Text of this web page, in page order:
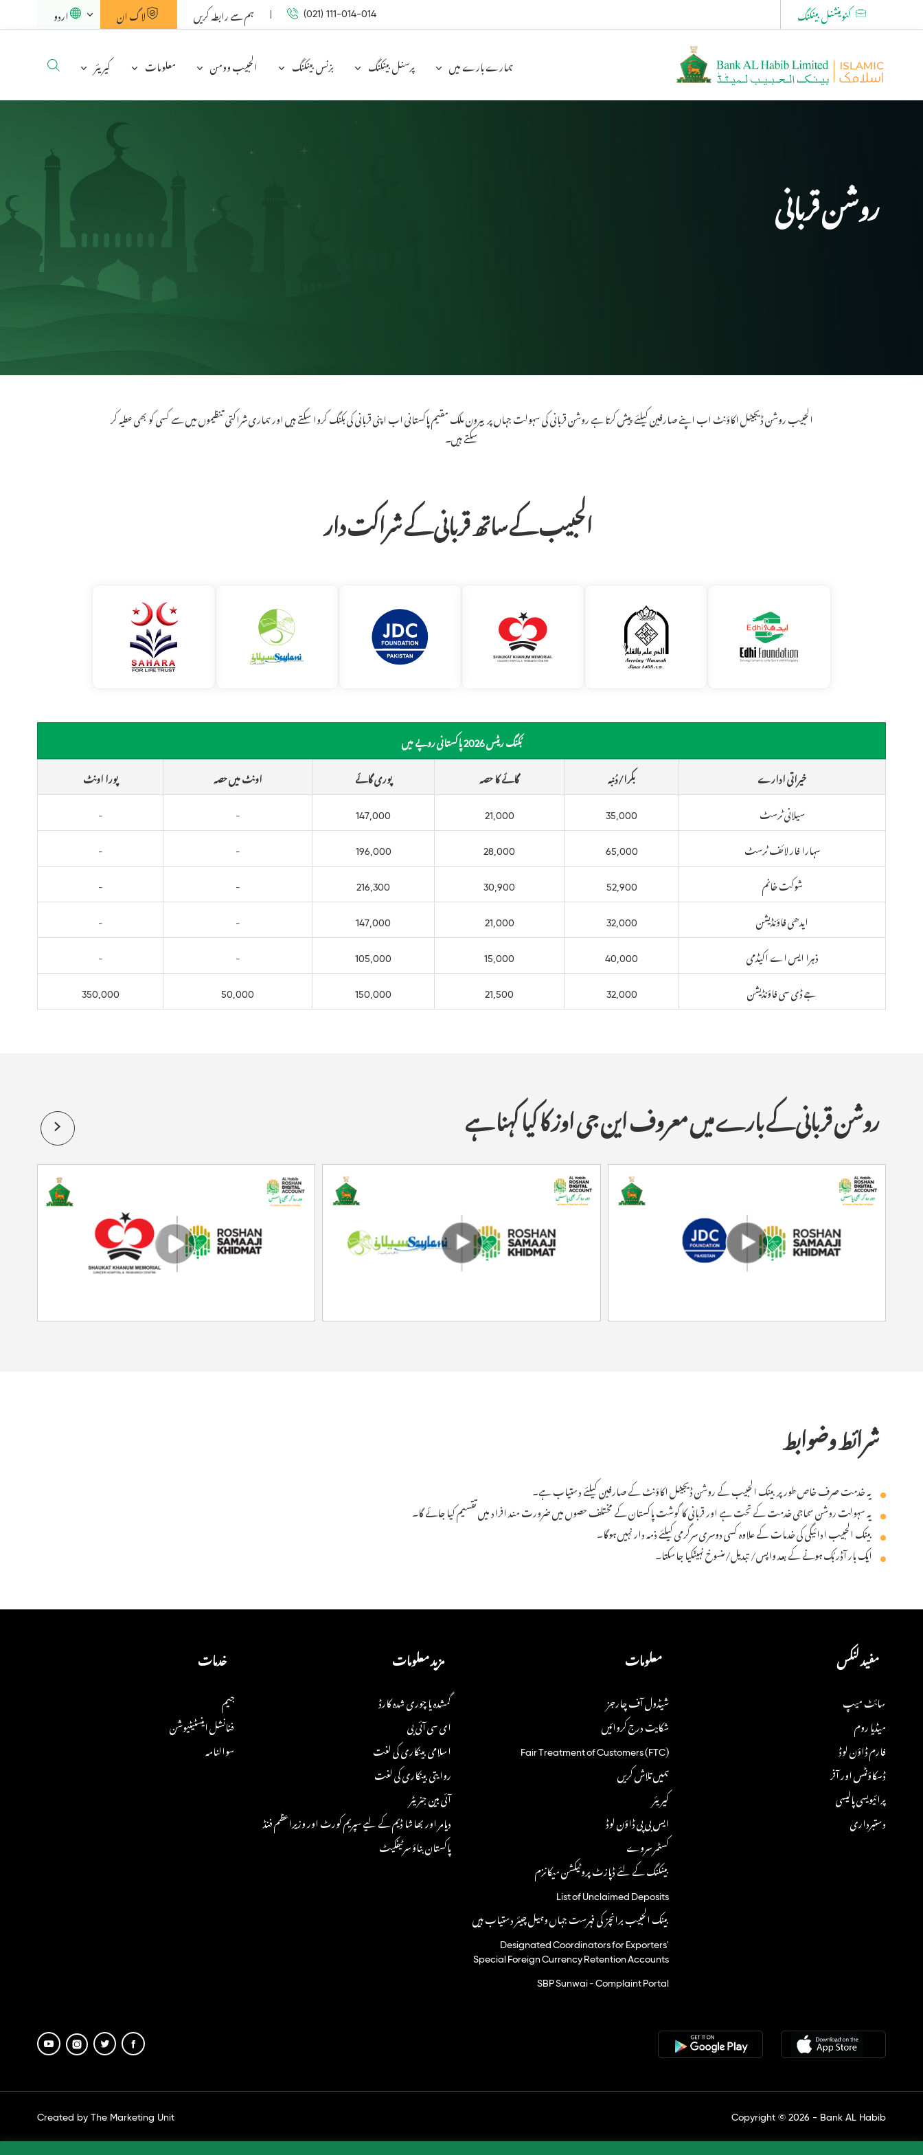
کنوینشنل بینکنگ (021) 111-014-014 ہم سے رابطہ کریں لاگ ان اردو
ہمارے بارے میں پرسنل بینکنگ بزنس بینکنگ الحبیب وومن معلومات کیریئر
روشن قربانی
الحبیب روشن ڈیجیٹل اکاؤنٹ اب اپنے صارفین کیلئے پیش کرتا ہے روشن قربانی کی سہولت جہاں پر بیرون ملک مقیم پاکستانی اب اپنی قربانی کی بکنگ کروا سکتے ہیں اور ہماری شراکتی تنظیموں میں سے کسی کو بھی عطیہ کر
سکتے ہیں۔
الحبیب کے ساتھ قربانی کے شراکت دار
بُکنگ ریٹس 2026 پاکستانی روپے میں
خیراتی ادارے
بکرا/دُنبہ گائے کا حصہ پوری گائے اونٹ میں حصہ
پورا اونٹ
سیلانی ٹرسٹ
35,000
21,000
147,000
-
-
سہارا فار لائف ٹرسٹ
65,000
28,000
196,000
-
-
شوکت خانم
52,900
30,900
216,300
-
-
ایدھی فاؤنڈیشن
32,000
21,000
147,000
-
-
ذہرا ایس اے اکیڈمی
40,000
15,000
105,000
-
-
جے ڈی سی فاؤنڈیشن
32,000
21,500
150,000
50,000
350,000
روشن قربانی کے بارے میں معروف این جی اوز کا کیا کہنا ہے
شرائط وضوابط
یہ خدمت صرف خاص طور پر بینک الحبیب کے روشن ڈیجیٹل اکاؤنٹ کے صارفین کیلئے دستیاب ہے۔
یہ سہولت روشن سماجی خدمت کے تحت ہے اور قربانی کا گوشت پاکستان کے مختلف حصوں میں ضرورت مند افراد میں تقسیم کیا جائے گا۔
بینک الحبیب ادائیگی کی خدمات کے علاوہ کسی دوسری سرگرمی کیلئے ذمہ دار نہیں ہوگا۔
ایک بار آڈر بُک ہونے کے بعد واپس/ تبدیل/منسوخ نہیںکیا جاسکتا۔
مفید لنکس
سائٹ میپ
میڈیا روم
فارم ڈاؤن لوڈ
ڈسکاؤنٹس اور آفر
پرائیویسی پالیسی
دستبرداری
معلومات
شیڈول آف چارجز
شکایت درج کروائیں
Fair Treatment of Customers (FTC)
ہمیں تلاش کریں
کیریئر
ایس بی پی ڈاؤن لوڈ
کسٹمر سروے
بینکنگ کے لئے ڈپازٹ پروٹیکشن میکانزم
List of Unclaimed Deposits
بینک الحبیب برانچز کی فہرست جہاں وہیل چیئر دستیاب ہیں
Designated Coordinators for Exporters'
Special Foreign Currency Retention Accounts
SBP Sunwai - Complaint Portal
مزید معلومات
گمشدہ یا چوری شدہ کارڈ
ای سی آئی بی
اسلامی بینکاری کی لغت
روایتی بینکاری کی لغت
آئی بین جنریٹر
دیامر اور بھاشا ڈیم کے لیے سپریم کورٹ اور وزیراعظم فنڈ
پاکستان بناؤ سرٹیفکیٹ
خدمات
جیم
فنانشل اینسٹیٹیوشن
سوالنامہ
Copyright © 2026 - Bank AL Habib
Created by The Marketing Unit